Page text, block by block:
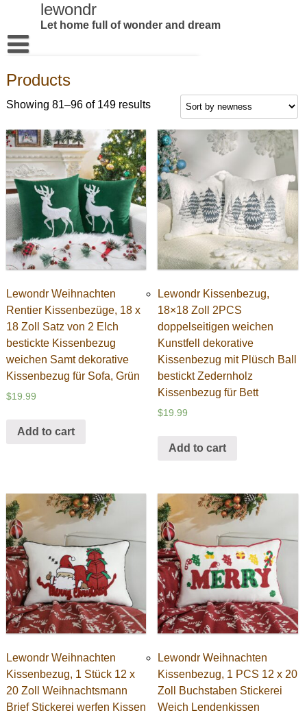
lewondr
Let home full of wonder and dream
Contact us
Products
Showing 81–96 of 149 results
Lewondr Weihnachten
Rentier Kissenbezüge, 18 x
18 Zoll Satz von 2 Elch
bestickte Kissenbezug
weichen Samt dekorative
Kissenbezug für Sofa, Grün
$19.99
Add to cart
Lewondr Kissenbezug,
18×18 Zoll 2PCS
doppelseitigen weichen
Kunstfell dekorative
Kissenbezug mit Plüsch Ball
bestickt Zedernholz
Kissenbezug für Bett
$19.99
Add to cart
Lewondr Weihnachten
Kissenbezug, 1 Stück 12 x
20 Zoll Weihnachtsmann
Brief Stickerei werfen Kissen
Lewondr Weihnachten
Kissenbezug, 1 PCS 12 x 20
Zoll Buchstaben Stickerei
Weich Lendenkissen